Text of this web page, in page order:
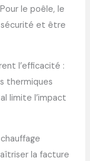
le poêle, le
et être
l’efficacité :
thermiques
limite l’impact
la facture